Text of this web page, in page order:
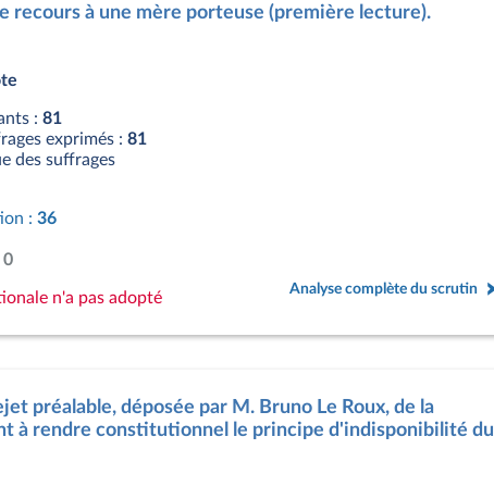
recours à une mère porteuse (première lecture).
: 81
exprimés : 81
des suffrages
: 36
0
n'a pas adopté
Analyse complète du scrutin
préalable, déposée par M. Bruno Le Roux, de la
à rendre constitutionnel le principe d'indisponibilité du